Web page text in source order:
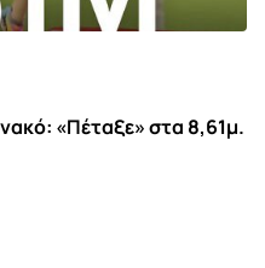
«Πέταξε» στα 8,61μ.